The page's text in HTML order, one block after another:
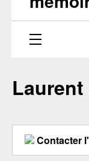
Laurent
Contacter